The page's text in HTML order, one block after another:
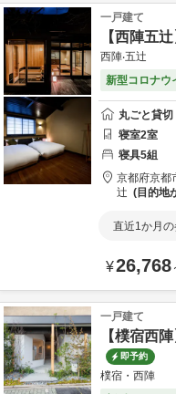
一戸建て
【西陣五
西陣‧五辻
新型コロナウ
丸ごと貸切
寝室2室
寝具5組
京都府京都
辻
目的地
直近1か月
¥26,768
一戸建て
【樸宿西
即予約
樸宿・西陣